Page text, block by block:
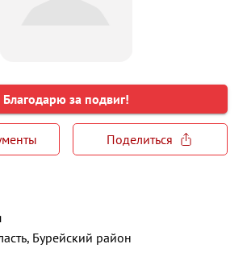
Благодарю за подвиг!
Поделиться
Бурейский район